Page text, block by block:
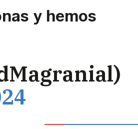
y hemos